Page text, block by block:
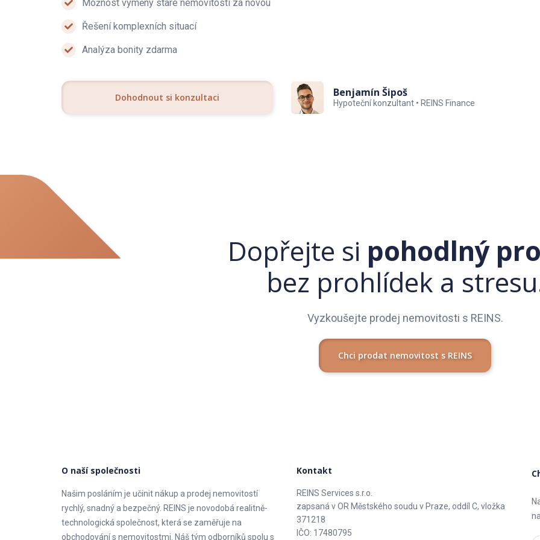
Prohlídky jsou již možné. Fotky v galerii jsou z našich jiných realizací a tento byt je realizován ve stejném
standardu. Aktuálně čekáme na termín focení. V případě potřeby umíme pomoci zprostředkovat vyřízení
vlastních kritérií.
Možnost výměny staré nemovitosti za novou
Řešení komplexních situací
Analýza bonity zdarma
Dohodnout si konzultaci Benjamín Šipoš
Hypoteční konzultant • REINS Finance
Dopřejte si pohodlný
bez prohlídek a
Vyzkoušejte prodej nemovitosti s REINS.
Chci prodat nemovitost s REINS
O naší společnosti
Našim posláním je učinit nákup a prodej nemovitostí
rychlý, snadný a bezpečný. REINS je novodobá realitně-
technologická společnost, která se zaměřuje na
obchodování s nemovitostmi. Náš tým odborníků spolu s
Kontakt
REINS Services s.r.o.
zapsaná v OR Městského soudu v Praze, oddíl C, vložka
371218
IČO: 17480795